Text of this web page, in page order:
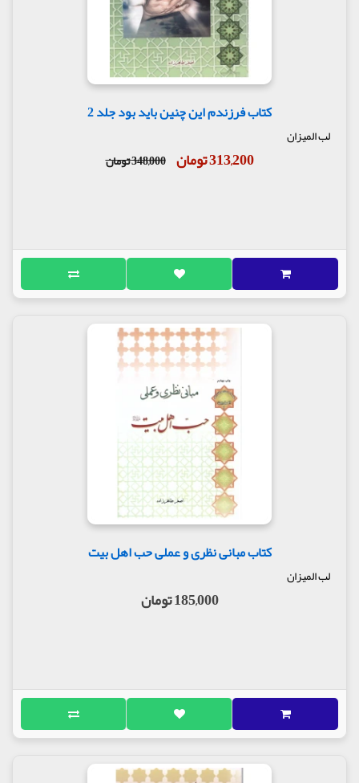
کتاب فرزندم این چنین باید بود جلد 2
لب المیزان
313,200 تومان 348,000 تومان
کتاب مبانی نظری و عملی حب اهل بیت
لب المیزان
185,000 تومان